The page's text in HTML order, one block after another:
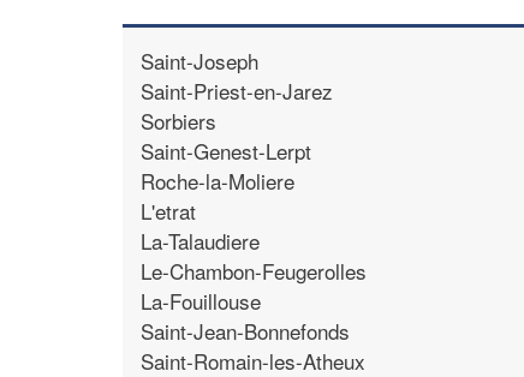
Saint-Joseph
Saint-Priest-en-Jarez
Sorbiers
Saint-Genest-Lerpt
Roche-la-Moliere
L'etrat
La-Talaudiere
Le-Chambon-Feugerolles
La-Fouillouse
Saint-Jean-Bonnefonds
Saint-Romain-les-Atheux